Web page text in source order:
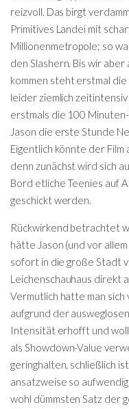
reizvoll. Das birgt
Primitives Landei mit
Millionenmetropole; so
den Slashern. Bis wir
kommen steht erstmal
leider ziemlich
erstmals die 100
Jason die erste Stunde
Eigentlich könnte der Film
denn zunächst wird sich
Bord etliche Teenies auf
geschickt werden.
Rückwirkend betrachtet
hätte Jason (und vor
sofort in die große Stadt
Leichenschauhaus direkt
Vermutlich hatte man
aufgrund der
Intensität erhofft und
als Showdown-Value
geringhalten, schließlich
ansatzweise so
wohl dümmsten Satz der